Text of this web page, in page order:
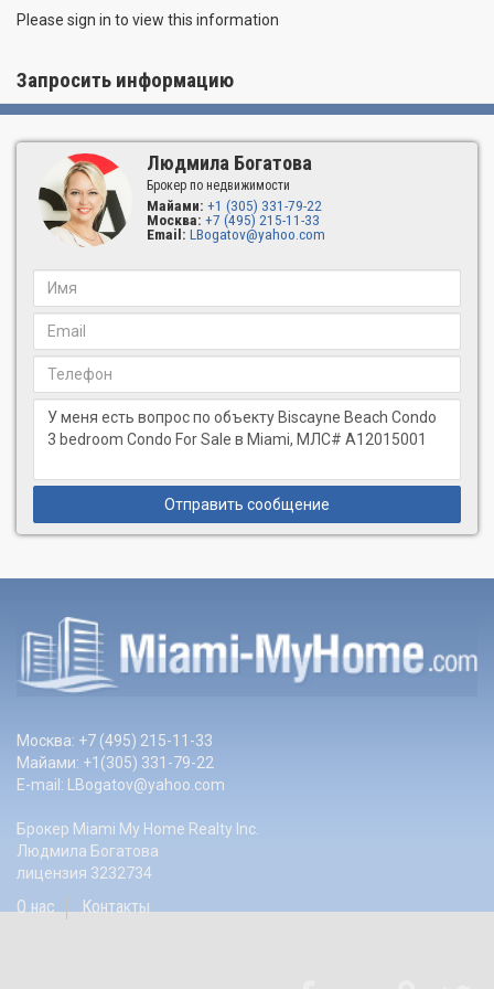
Please sign in to view this information
Запросить информацию
Людмила Богатова
Брокер по недвижимости
Майами: +1 (305) 331-79-22
Москва: +7 (495) 215-11-33
Email: LBogatov@yahoo.com
Отправить сообщение
Москва: +7 (495) 215-11-33
Майами: +1(305) 331-79-22
E-mail: LBogatov@yahoo.com
Брокер Miami My Home Realty Inc.
Людмила Богатова
лицензия 3232734
О нас Контакты